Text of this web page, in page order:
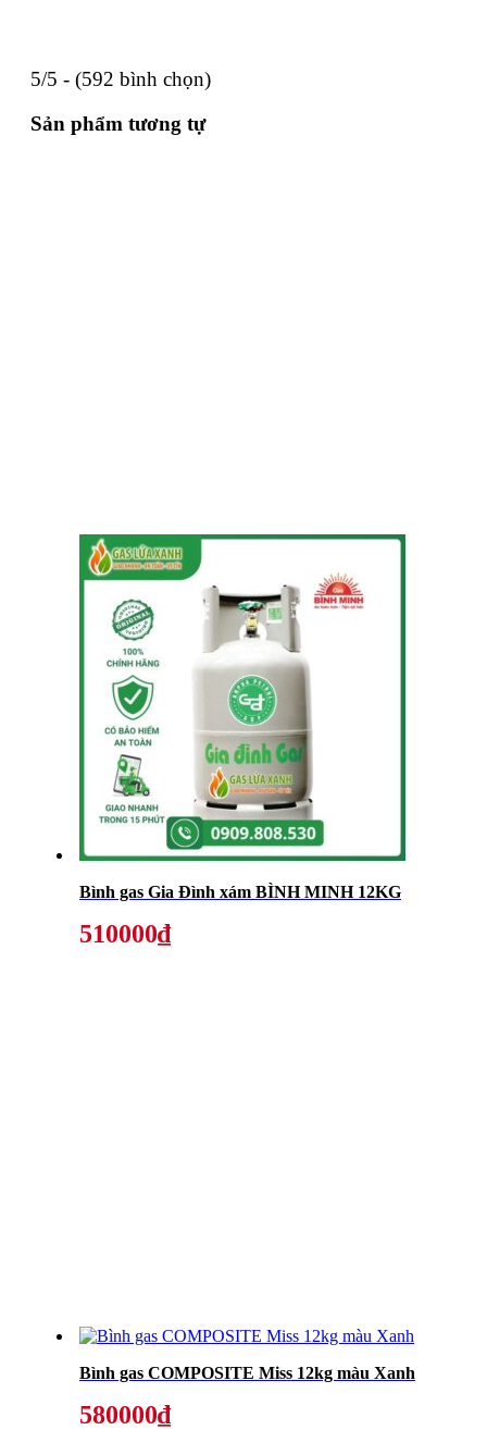
5/5 - (592 bình chọn)
Sản phẩm tương tự
Bình gas Gia Đình xám BÌNH MINH 12KG
510000₫
Bình gas COMPOSITE Miss 12kg màu Xanh
580000₫